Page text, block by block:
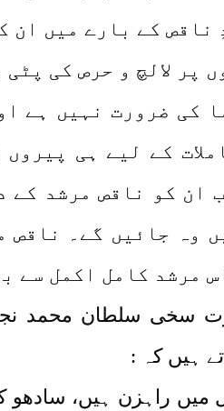
ناقص کے بارے میں ان
پر لالچ و حرص کی
کی ضرورت نہیں ہے
کے لیے ہی
ان کو ناقص مرشد
وہ جائیں گے۔ ناقص
مرشد کامل اکمل سے
سخی سلطان محمد
ہیں کہ :
میں راہزن ہیں،